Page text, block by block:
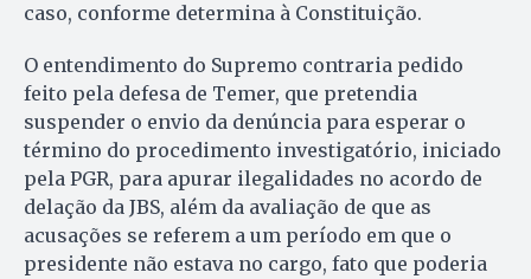
caso, conforme determina à Constituição.
O entendimento do Supremo contraria pedido
feito pela defesa de Temer, que pretendia
suspender o envio da denúncia para esperar o
término do procedimento investigatório, iniciado
pela PGR, para apurar ilegalidades no acordo de
delação da JBS, além da avaliação de que as
acusações se referem a um período em que o
presidente não estava no cargo, fato que poderia